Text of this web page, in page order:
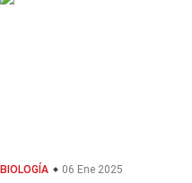
BIOLOGÍA 06 Ene 2025